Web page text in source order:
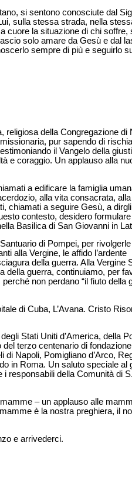
si sentono conosciute dal
sulla stessa strada, nella
cuore la situazione di chi soffre,
solo amare da Gesù e dal
sempre di più e seguirlo
religiosa della Congregazione di
pur sapendo di
il Vangelo della
e coraggio. Un applauso alla
a edificare la famiglia
alla vita consacrata,
chiamati a seguire Gesù, a
contesto, desidero
Basilica di San Giovanni in
di Pompei, per
alla Vergine, le affido l’ardente
della guerra. Alla Vergine
della guerra, continuiamo, per
non perdano “il fiuto della
di Cuba, L’Avana. Cristo
Stati Uniti d’America, della
terzo centenario di
Napoli, Pomigliano d’Arco,
in Roma. Un saluto speciale al
responsabili della Comunità di
– un applauso alle
è la nostra preghiera, il
e arrivederci.